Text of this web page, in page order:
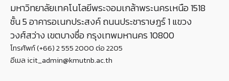
มหาวิทยาลัยเทคโนโลยีพระจอมเกล้าพระนครเหนือ 1518
ชั้น 5 อาคารอเนกประสงค์ ถนนประชาราษฎร์ 1 แขวง
วงศ์สว่าง เขตบางซื่อ กรุงเทพมหานคร 10800
โทรศัพท์ (+66) 2 555 2000 ต่อ 2205
อีเมล icit_admin@kmutnb.ac.th